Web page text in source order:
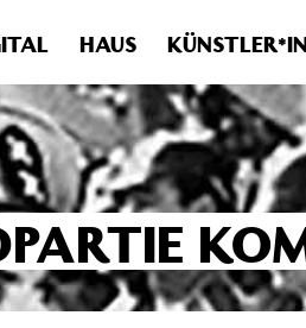
veraltet! Verwende
HAUS